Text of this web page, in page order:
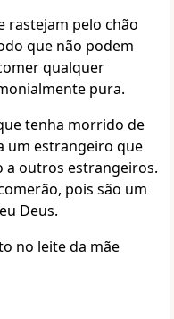
rastejam pelo chão
que não podem
qualquer
pura.
tenha morrido de
um estrangeiro que
a outros estrangeiros.
pois são um
Deus.
no leite da mãe